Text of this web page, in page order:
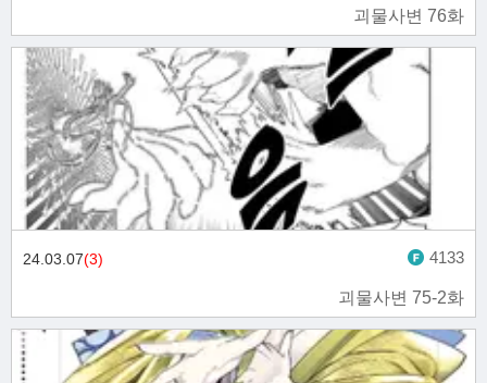
괴물사변 76화
괴물사변 75-2화
24.03.07(3) 4133